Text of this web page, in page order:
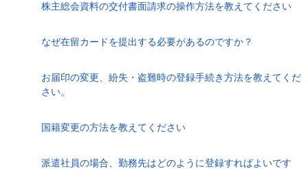
株主総会資料の交付書面請求の操作方法を教えてください
なぜ在留カードを提出する必要があるのですか？
お届印の変更、紛失・盗難時の登録手続き方法を教えてくだ
さい。
国籍変更の方法を教えてください
派遣社員の場合、勤務先はどのように登録すればよいです